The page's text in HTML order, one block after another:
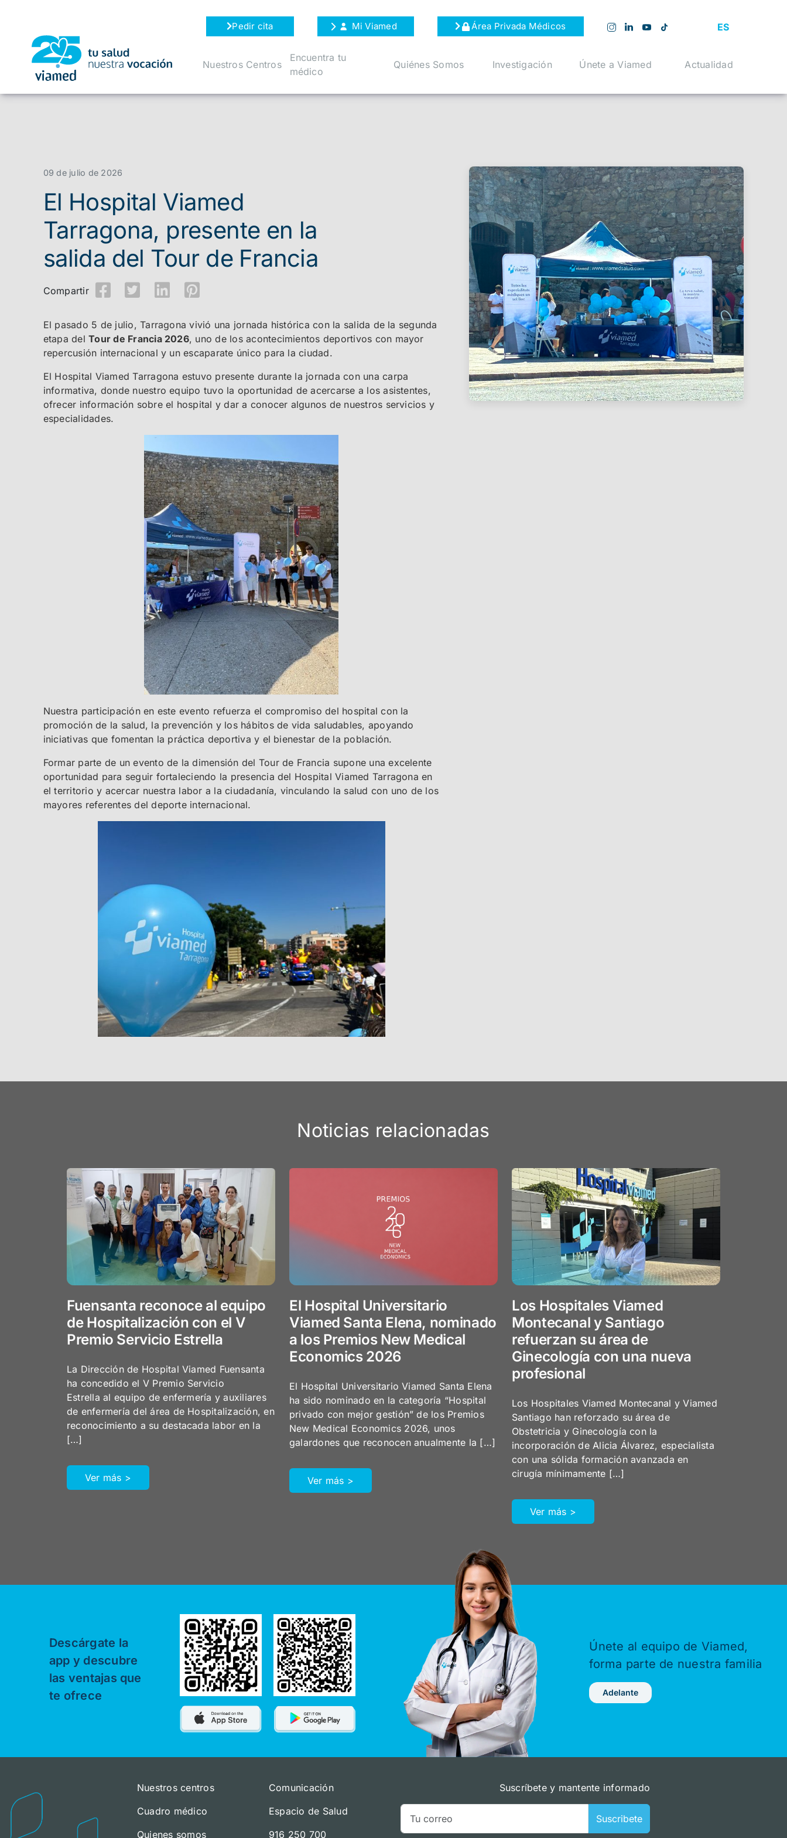
contenido
Pedir cita Mi Viamed Área Privada Médicos ES
Nuestros Centros
Encuentra tu
médico
Quiénes Somos Investigación Únete a Viamed Actualidad
09 de julio de 2026
El Hospital Viamed
Tarragona, presente en la
salida del Tour de Francia
Compartir
El pasado 5 de julio, Tarragona vivió una jornada histórica con la salida de la segunda
etapa delTour de Francia 2026, uno de los acontecimientos deportivos con mayor
repercusión internacional y un escaparate único para la ciudad.
El Hospital Viamed Tarragona estuvo presente durante la jornada con una carpa
informativa, donde nuestro equipo tuvo la oportunidad de acercarse a los asistentes,
ofrecer información sobre el hospital y dar a conocer algunos de nuestros servicios y
especialidades.
Nuestra participación en este evento refuerza el compromiso del hospital con la
promoción de la salud, la prevención y los hábitos de vida saludables, apoyando
iniciativas que fomentan la práctica deportiva y el bienestar de la población.
Formar parte de un evento de la dimensión del Tour de Francia supone una excelente
oportunidad para seguir fortaleciendo la presencia del Hospital Viamed Tarragona en
el territorio y acercar nuestra labor a la ciudadanía, vinculando la salud con uno de los
mayores referentes del deporte internacional.
Noticias relacionadas
Fuensanta reconoce al equipo
de Hospitalización con el V
Premio Servicio Estrella
La Dirección de Hospital Viamed Fuensanta
ha concedido el V Premio Servicio
Estrella al equipo de enfermería y auxiliares
de enfermería del área de Hospitalización, en
reconocimiento a su destacada labor en la
[…]
Ver más >
El Hospital Universitario
Viamed Santa Elena, nominado
a los Premios New Medical
Economics 2026
El Hospital Universitario Viamed Santa Elena
ha sido nominado en la categoría “Hospital
privado con mejor gestión” de los Premios
New Medical Economics 2026, unos
galardones que reconocen anualmente la […]
Ver más >
Los Hospitales Viamed
Montecanal y Santiago
refuerzan su área de
Ginecología con una nueva
profesional
Los Hospitales Viamed Montecanal y Viamed
Santiago han reforzado su área de
Obstetricia y Ginecología con la
incorporación de Alicia Álvarez, especialista
con una sólida formación avanzada en
cirugía mínimamente […]
Ver más >
Descárgate la
app y descubre
las ventajas que
te ofrece
Únete al equipo de Viamed,
forma parte de nuestra familia
Adelante
Nuestros centros
Cuadro médico
Quienes somos
Comunicación
Espacio de Salud
916 250 700
Suscríbete y mantente informado
Suscribete